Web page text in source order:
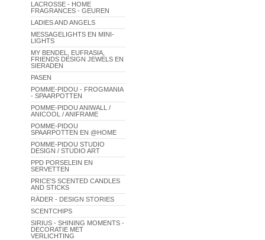
LACROSSE - HOME
FRAGRANCES - GEUREN
LADIES AND ANGELS
MESSAGELIGHTS EN MINI-
LIGHTS
MY BENDEL, EUFRASIA,
FRIENDS DESIGN JEWELS EN
SIERADEN
PASEN
POMME-PIDOU - FROGMANIA
- SPAARPOTTEN
POMME-PIDOU ANIWALL /
ANICOOL / ANIFRAME
POMME-PIDOU
SPAARPOTTEN EN @HOME
POMME-PIDOU STUDIO
DESIGN / STUDIO ART
PPD PORSELEIN EN
SERVETTEN
PRICE'S SCENTED CANDLES
AND STICKS
RÄDER - DESIGN STORIES
SCENTCHIPS
SIRIUS - SHINING MOMENTS -
DECORATIE MET
VERLICHTING